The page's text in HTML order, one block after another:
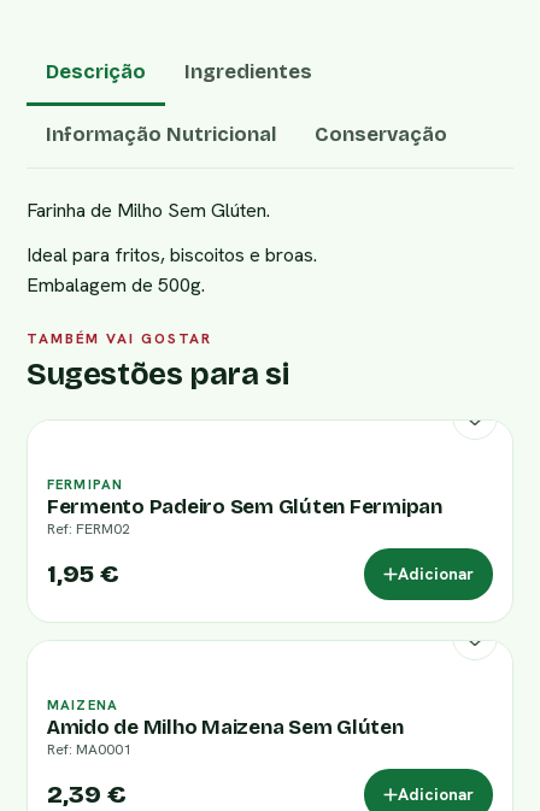
Descrição Ingredientes
Informação Nutricional Conservação
Farinha de Milho Sem Glúten.
Ideal para fritos, biscoitos e broas.
Embalagem de 500g.
TAMBÉM VAI GOSTAR
Sugestões para si
FERMIPAN
Fermento Padeiro Sem Glúten Fermipan
Ref: FERM02
1,95 € Adicionar
MAIZENA
Amido de Milho Maizena Sem Glúten
Ref: MA0001
2,39 € Adicionar